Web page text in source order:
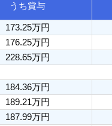
うち賞与
173.25万円
176.25万円
228.65万円
184.36万円
189.21万円
187.99万円